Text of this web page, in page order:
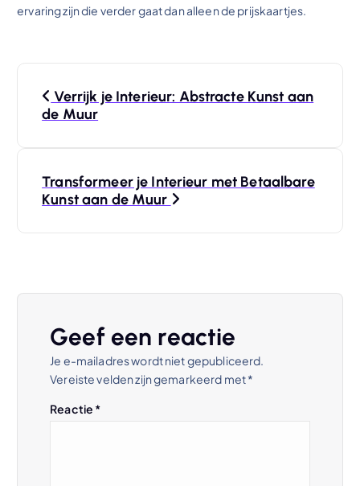
ervaring zijn die verder gaat dan alleen de prijskaartjes.
Verrijk je Interieur: Abstracte Kunst aan
de Muur
Transformeer je Interieur met Betaalbare
Kunst aan de Muur
Geef een reactie
Je e-mailadres wordt niet gepubliceerd.
Vereiste velden zijn gemarkeerd met*
Reactie *